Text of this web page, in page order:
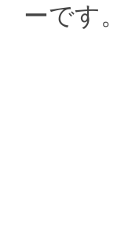
ーです。